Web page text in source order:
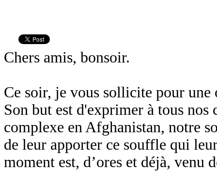
Chers amis, bonsoir.
Ce soir, je vous sollicite pour une
Son but est d'exprimer à tous nos
complexe en Afghanistan, notre
de leur apporter ce souffle qui
moment est, d’ores et déjà, venu